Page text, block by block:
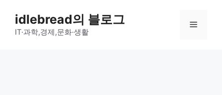
idlebread의 블로그
IT·과학,경제,문화·생활
메